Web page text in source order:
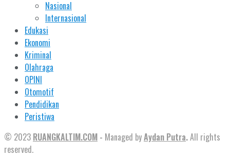
Nasional
Internasional
Edukasi
Ekonomi
Kriminal
Olahraga
OPINI
Otomotif
Pendidikan
Peristiwa
© 2023 RUANGKALTIM.COM - Managed byAydan Putra.All rights
reserved.